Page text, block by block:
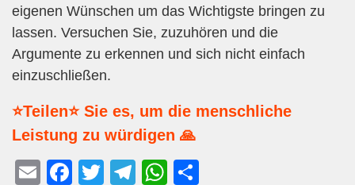
eigenen Wünschen um das Wichtigste bringen zu
lassen. Versuchen Sie, zuzuhören und die
Argumente zu erkennen und sich nicht einfach
einzuschließen.
⭐Teilen⭐ Sie es, um die menschliche
Leistung zu würdigen 🙏
E
F
T
T
W